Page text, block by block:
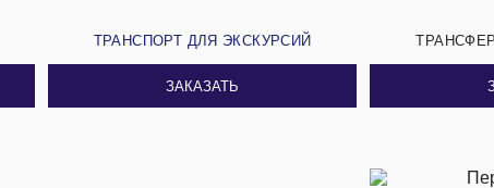
ТРАНСПОРТ ДЛЯ ЭКСКУРСИЙ
ЗАКАЗАТЬ